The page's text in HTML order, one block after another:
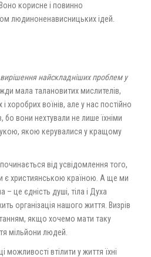
корисне і повинно
людиноненависницьких ідей.
найскладніших проблем у
мала талановитих мислителів,
і хоробрих воїнів, але у нас постійно
бо вони нехтували не лише їхніми
якою керувалися у кращому
від усвідомлення того,
християнською країною. А ще ми
це єдність душі, тіла і Духа
організація нашого життя. Визрів
якщо хочемо мати таку
мільйони людей.
втілити у життя їхні